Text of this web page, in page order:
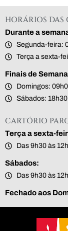
HORÁRIOS DAS
Durante a
Segunda-feira:
Terça a sexta-
Finais de
Domingos:
Sábados: 18h30
CARTÓRIO
Terça a sexta-
Das 9h30 às
Sábados:
Das 9h30 às
Fechado aos